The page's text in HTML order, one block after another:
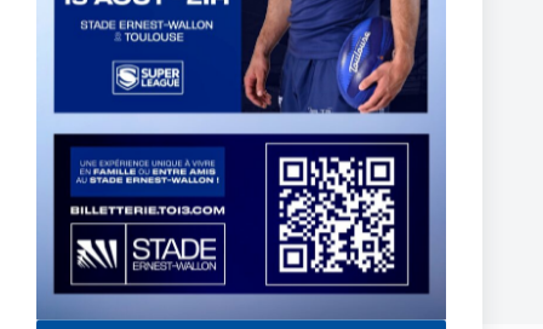
BILLETTERIE PARTENAIRE DEMI-FINALE
CHAMPIONSHIP 2024 – ABONNÉS INDIGO
2 octobre 2024